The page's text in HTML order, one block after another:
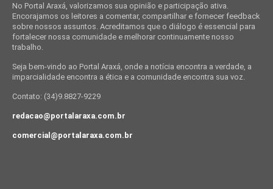
No Portal Araxá, valorizamos sua opinião e participação ativa.
Encorajamos os leitores a comentar, compartilhar e fornecer feedback
sobre nossos assuntos. Acreditamos que o diálogo é essencial para
fortalecer nossa comunidade e melhorar continuamente nosso
trabalho.
Seja bem-vindo ao Portal Araxá, onde a notícia encontra a verdade, a
imparcialidade encontra a ética e a comunidade encontra sua voz.
Contato: (34)9.8827-9229
redacao@portalaraxa.com.br
comercial@portalaraxa.com.br